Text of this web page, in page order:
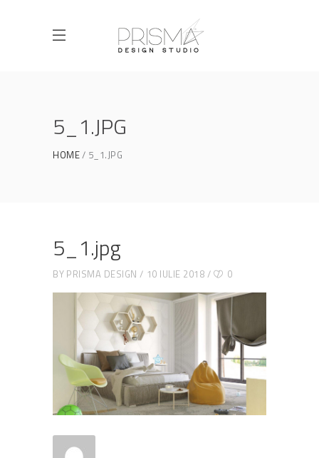
5_1.JPG
HOME 5_1.JPG
5_1.jpg
BY PRISMA DESIGN 10 IULIE 2018 0